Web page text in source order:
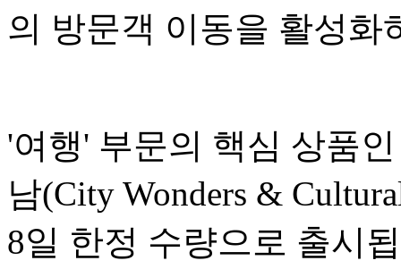
의 방문객 이동을 활성화
'여행' 부문의 핵심 상품
남(City Wonders &
8일 한정 수량으로 출시